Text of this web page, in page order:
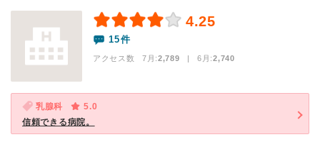
4.25
15件
アクセス数 7月:2,789 | 6月:2,740
乳腺科
5.0
信頼できる病院。